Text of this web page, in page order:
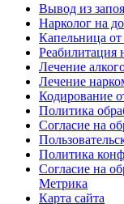
Вывод из запоя
Нарколог на
Капельница от
Реабилитация
Лечение
Лечение
Кодирование
Политика
Согласие на
Политика
Согласие на
Метрика
Карта сайта